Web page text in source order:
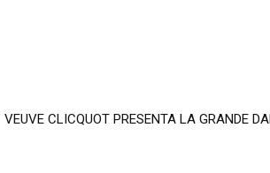
VEUVE CLICQUOT PRESENTA LA GRANDE
ARROPE (EN RUEDA) LA PERFECTA